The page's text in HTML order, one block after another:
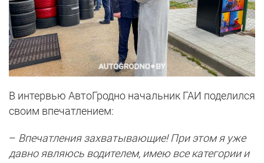
В интервью АвтоГродно начальник ГАИ поделился
своим впечатлением:
– Впечатления захватывающие! При этом я уже
давно являюсь водителем, имею все категории и